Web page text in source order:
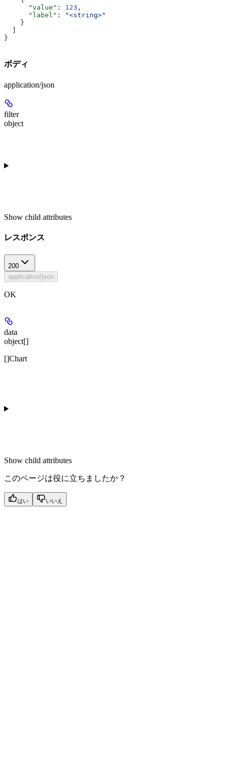
      "value"
: 123 ,
      "label"
:
"<string>"
    }
  ]
}
ボディ
application/json
filter
object
Show child attributes
レスポンス
200
application/json
OK
data
object[]
[]Chart
Show child attributes
このページは役に立ちましたか？
はい いいえ